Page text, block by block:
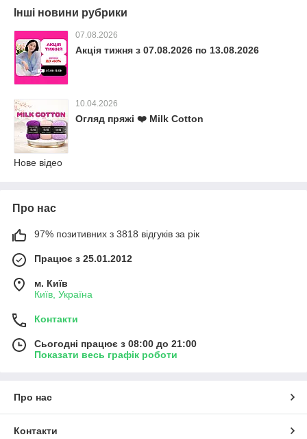
Інші новини рубрики
07.08.2026
Акція тижня з 07.08.2026 по 13.08.2026
10.04.2026
Огляд пряжі ❤️ Milk Cotton
Нове відео
Про нас
97% позитивних з 3818 відгуків за рік
Працює з 25.01.2012
м. Київ
Київ, Україна
Контакти
Сьогодні працює з 08:00 до 21:00
Показати весь графік роботи
Про нас
Контакти